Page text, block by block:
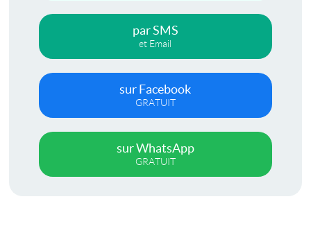
par SMS
et Email
sur Facebook
GRATUIT
sur WhatsApp
GRATUIT